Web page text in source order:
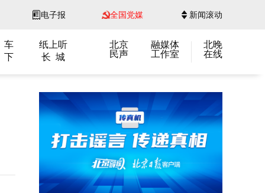
电子报 全国党媒 新闻滚动
车
纸上听
下
长 城
北京
民声
融媒体
工作室
北晚
在线